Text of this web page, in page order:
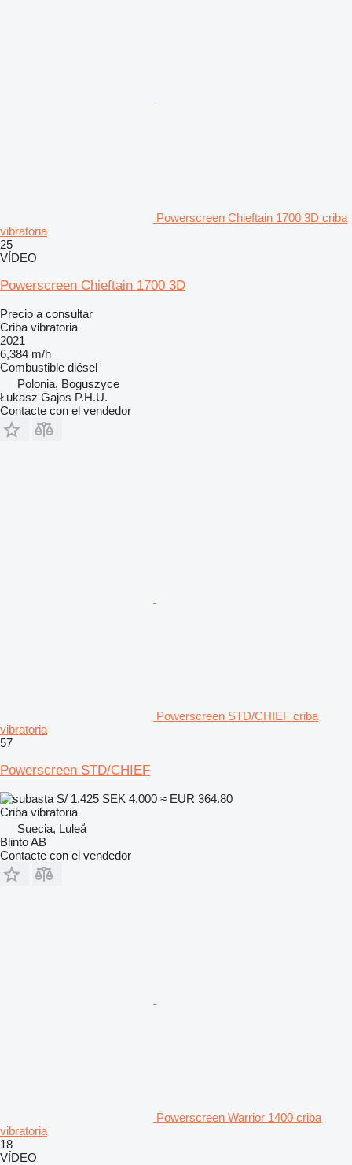
Powerscreen Chieftain 1700 3D criba
vibratoria
25
VÍDEO
Powerscreen Chieftain 1700 3D
Precio a consultar
Criba vibratoria
2021
6,384 m/h
Combustible diésel
Polonia, Boguszyce
Łukasz Gajos P.H.U.
Contacte con el vendedor
Powerscreen STD/CHIEF criba
vibratoria
57
Powerscreen STD/CHIEF
S/ 1,425 SEK 4,000 ≈ EUR 364.80
Criba vibratoria
Suecia, Luleå
Blinto AB
Contacte con el vendedor
Powerscreen Warrior 1400 criba
vibratoria
18
VÍDEO